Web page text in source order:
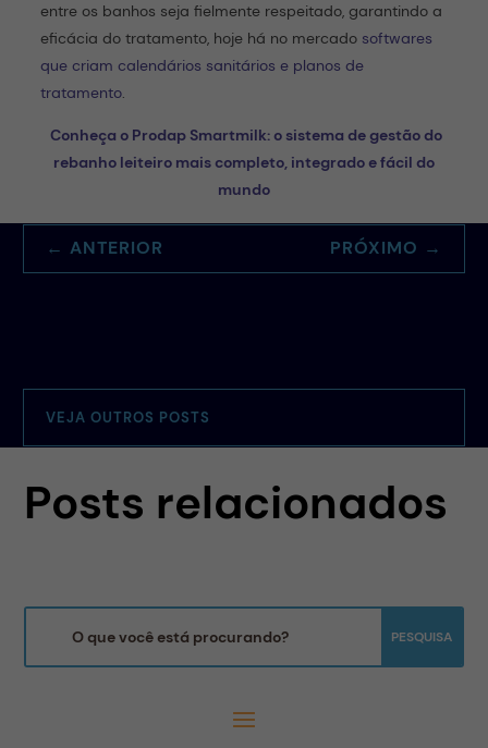
entre os banhos seja fielmente respeitado, garantindo a
eficácia do tratamento, hoje há no mercado softwares
que criam calendários sanitários e planos de
tratamento.
Conheça o Prodap Smartmilk: o sistema de gestão do
rebanho leiteiro mais completo, integrado e fácil do
mundo
←ANTERIOR PRÓXIMO →
VEJA OUTROS POSTS
Posts relacionados